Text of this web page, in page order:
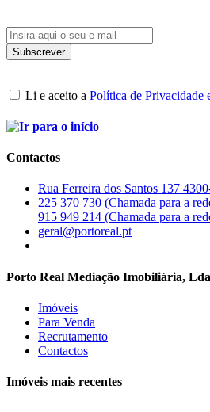
Li e aceito a Política de Privacidade
Contactos
Rua Ferreira dos Santos 137
225 370 730 (Chamada para a
915 949 214 (Chamada para a
geral@portoreal.pt
Porto Real Mediação Imobiliária, Lda
Imóveis
Para Venda
Recrutamento
Contactos
Imóveis mais recentes